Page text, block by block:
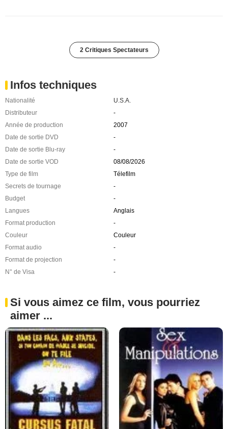
2 Critiques Spectateurs
Infos techniques
Nationalité
U.S.A.
Distributeur
-
Année de production
2007
Date de sortie DVD
-
Date de sortie Blu-ray
-
Date de sortie VOD
08/08/2026
Type de film
Télefilm
Secrets de tournage
-
Budget
-
Langues
Anglais
Format production
-
Couleur
Couleur
Format audio
-
Format de projection
-
N° de Visa
-
Si vous aimez ce film, vous pourriez
aimer ...